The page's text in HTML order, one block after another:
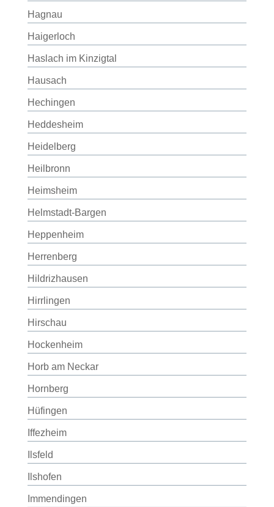
Hagnau
Haigerloch
Haslach im Kinzigtal
Hausach
Hechingen
Heddesheim
Heidelberg
Heilbronn
Heimsheim
Helmstadt-Bargen
Heppenheim
Herrenberg
Hildrizhausen
Hirrlingen
Hirschau
Hockenheim
Horb am Neckar
Hornberg
Hüfingen
Iffezheim
Ilsfeld
Ilshofen
Immendingen